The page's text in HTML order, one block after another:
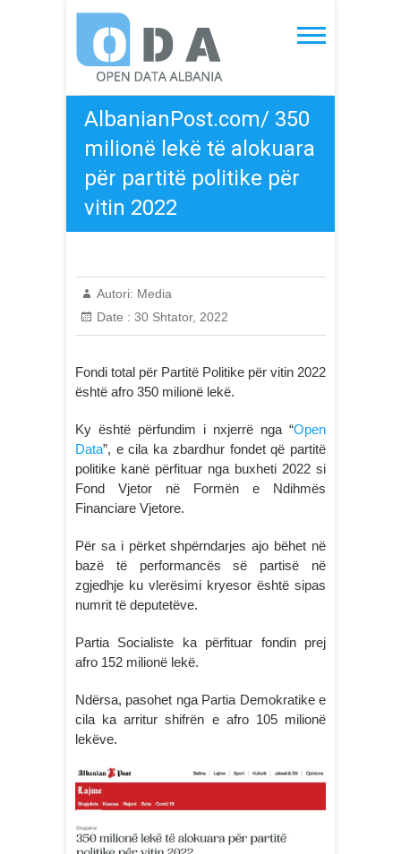
content
Open Data Albania
AlbanianPost.com/ 350
milionë lekë të alokuara
për partitë politike për
vitin 2022
Autori: Media
Date : 30 Shtator, 2022
Fondi total për Partitë Politike për vitin 2022
është afro 350 milionë lekë.
Ky është përfundim i nxjerrë nga “Open
Data”, e cila ka zbardhur fondet që partitë
politike kanë përfituar nga buxheti 2022 si
Fond Vjetor në Formën e Ndihmës
Financiare Vjetore.
Për sa i përket shpërndarjes ajo bëhet në
bazë të performancës së partisë në
zgjedhje ku vlerësimi kryesor është sipas
numrit të deputetëve.
Partia Socialiste ka përfituar fondin prej
afro 152 milionë lekë.
Ndërsa, pasohet nga Partia Demokratike e
cila ka arritur shifrën e afro 105 milionë
lekëve.